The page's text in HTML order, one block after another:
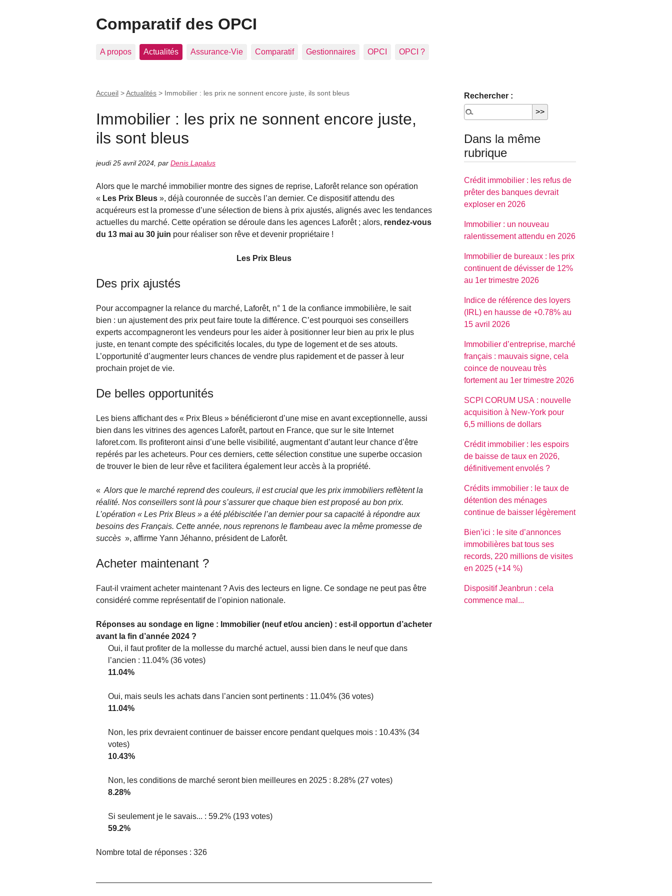
Comparatif des OPCI
A propos Actualités Assurance-Vie Comparatif Gestionnaires OPCI OPCI ?
Accueil >Actualités > Immobilier : les prix ne sonnent encore juste, ils sont bleus
Immobilier : les prix ne sonnent encore juste,
ils sont bleus
jeudi 25 avril 2024 par Denis Lapalus
Alors que le marché immobilier montre des signes de reprise, Laforêt relance son opération
« Les Prix Bleus », déjà couronnée de succès l’an dernier. Ce dispositif attendu des
acquéreurs est la promesse d’une sélection de biens à prix ajustés, alignés avec les tendances
actuelles du marché. Cette opération se déroule dans les agences Laforêt ; alors, rendez-vous
du 13 mai au 30 juin pour réaliser son rêve et devenir propriétaire !
Les Prix Bleus
Des prix ajustés
Pour accompagner la relance du marché, Laforêt, n° 1 de la confiance immobilière, le sait
bien : un ajustement des prix peut faire toute la différence. C’est pourquoi ses conseillers
experts accompagneront les vendeurs pour les aider à positionner leur bien au prix le plus
juste, en tenant compte des spécificités locales, du type de logement et de ses atouts.
L’opportunité d’augmenter leurs chances de vendre plus rapidement et de passer à leur
prochain projet de vie.
De belles opportunités
Les biens affichant des « Prix Bleus » bénéficieront d’une mise en avant exceptionnelle, aussi
bien dans les vitrines des agences Laforêt, partout en France, que sur le site Internet
laforet.com. Ils profiteront ainsi d’une belle visibilité, augmentant d’autant leur chance d’être
repérés par les acheteurs. Pour ces derniers, cette sélection constitue une superbe occasion
de trouver le bien de leur rêve et facilitera également leur accès à la propriété.
« Alors que le marché reprend des couleurs, il est crucial que les prix immobiliers reflètent la
réalité. Nos conseillers sont là pour s’assurer que chaque bien est proposé au bon prix.
L’opération « Les Prix Bleus » a été plébiscitée l’an dernier pour sa capacité à répondre aux
besoins des Français. Cette année, nous reprenons le flambeau avec la même promesse de
succès », affirme Yann Jéhanno, président de Laforêt.
Acheter maintenant ?
Faut-il vraiment acheter maintenant ? Avis des lecteurs en ligne. Ce sondage ne peut pas être
considéré comme représentatif de l’opinion nationale.
Réponses au sondage en ligne : Immobilier (neuf et/ou ancien) : est-il opportun d’acheter
avant la fin d’année 2024 ?
Oui, il faut profiter de la mollesse du marché actuel, aussi bien dans le neuf que dans
l’ancien : 11.04% (36 votes)
11.04%
Oui, mais seuls les achats dans l’ancien sont pertinents : 11.04% (36 votes)
11.04%
Non, les prix devraient continuer de baisser encore pendant quelques mois : 10.43% (34
votes)
10.43%
Non, les conditions de marché seront bien meilleures en 2025 : 8.28% (27 votes)
8.28%
Si seulement je le savais... : 59.2% (193 votes)
59.2%
Nombre total de réponses : 326
Rechercher :
Dans la même
rubrique
Crédit immobilier : les refus de
prêter des banques devrait
exploser en 2026
Immobilier : un nouveau
ralentissement attendu en 2026
Immobilier de bureaux : les prix
continuent de dévisser de 12%
au 1er trimestre 2026
Indice de référence des loyers
(IRL) en hausse de +0.78% au
15 avril 2026
Immobilier d’entreprise, marché
français : mauvais signe, cela
coince de nouveau très
fortement au 1er trimestre 2026
SCPI CORUM USA : nouvelle
acquisition à New-York pour
6,5 millions de dollars
Crédit immobilier : les espoirs
de baisse de taux en 2026,
définitivement envolés ?
Crédits immobilier : le taux de
détention des ménages
continue de baisser légèrement
Bien’ici : le site d’annonces
immobilières bat tous ses
records, 220 millions de visites
en 2025 (+14 %)
Dispositif Jeanbrun : cela
commence mal...